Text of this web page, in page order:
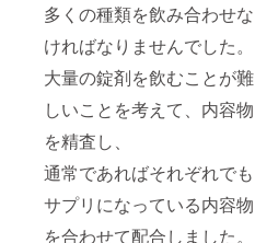
多くの種類を飲み合わせな
ければなりませんでした。
大量の錠剤を飲むことが難
しいことを考えて、内容物
を精査し、
通常であればそれぞれでも
サプリになっている内容物
を合わせて配合しました。